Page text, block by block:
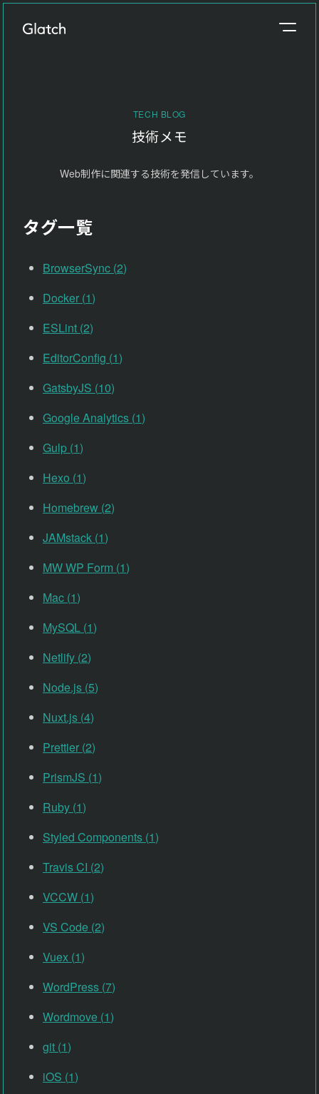
制作実績
Works
参考価格
TECH BLOG
技術メモ
Web制作に関連する技術を発信しています。
タグ一覧
BrowserSync (2)
Docker (1)
ESLint (2)
EditorConfig (1)
GatsbyJS (10)
Google Analytics (1)
Gulp (1)
Hexo (1)
Homebrew (2)
JAMstack (1)
MW WP Form (1)
Mac (1)
MySQL (1)
Netlify (2)
Node.js (5)
Nuxt.js (4)
Prettier (2)
PrismJS (1)
Ruby (1)
Styled Components (1)
Travis CI (2)
VCCW (1)
VS Code (2)
Vuex (1)
WordPress (7)
Wordmove (1)
git (1)
iOS (1)